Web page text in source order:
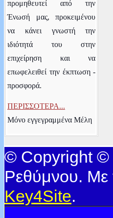
προμηθευτεί από την
Ένωσή μας, προκειμένου
να κάνει γνωστή την
ιδιότητά του στην
επιχείρηση και να
επωφελειθεί την έκπτωση -
προσφορά.
ΠΕΡΙΣΣΟΤΕΡΑ...
Μόνο εγγεγραμμένα Μέλη
© Copyright ©
Ρεθύμνου. Με
Key4Site.